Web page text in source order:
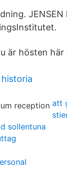
är hösten
att
sollentuna